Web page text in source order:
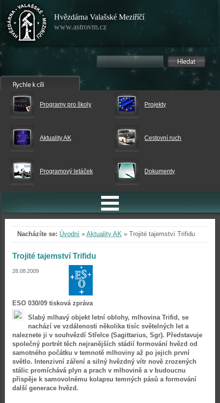
Hvězdárna Valašské Meziříčí
www.astrovm.cz
Programy pro školy Projekty
Aktuality AK Cestovní ruch
Programový letáček Dokumenty
Nacházíte se: Úvodní » Aktuality AK » Trojité tajemství Trifidu
Trojité tajemství Trifidu
28.08.2009
ESO 030/09 tisková zpráva
Slabý mlhavý objekt letní oblohy, mlhovina Trifid, se
nachází ve vzdálenosti několika tisíc světelných let a
naleznete ji v souhvězdí Střelce (Sagittarius, Sgr). Představuje
společný portrét těch nejranějších stádií formování hvězd od
samotného počátku v temnotě mlhoviny až po jejich první
světlo. Intenzivní záření a silný hvězdný vítr nově zrozených
stálic promíchává plyn a prach v mlhovině a v budoucnu
přispěje k samovolnému kolapsu temných pásů a formování
další generace hvězd.